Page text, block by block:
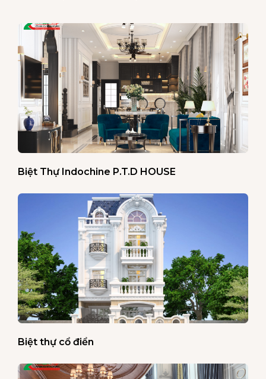
Biệt Thự Indochine P.T.D HOUSE
Biệt thự cổ điển